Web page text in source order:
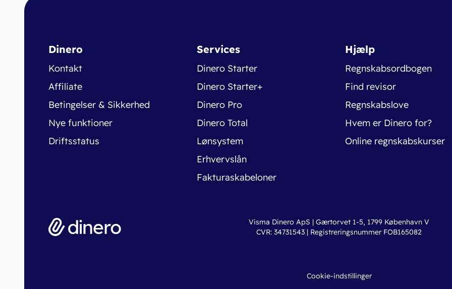
Dinero
Kontakt
Affiliate
Betingelser & Sikkerhed
Nye funktioner
Driftsstatus
Services
Dinero Starter
Dinero Starter+
Dinero Pro
Dinero Total
Lønsystem
Erhvervslån
Fakturaskabeloner
Hjælp
Regnskabsordbogen
Find revisor
Regnskabslove
Hvem er Dinero for?
Online regnskabskurser
Visma Dinero ApS | Gærtorvet 1-5, 1799 København V
CVR: 34731543 | Registreringsnummer FOB165082
Cookie-indstillinger